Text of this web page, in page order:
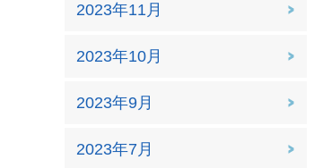
2023年11月
2023年10月
2023年9月
2023年7月